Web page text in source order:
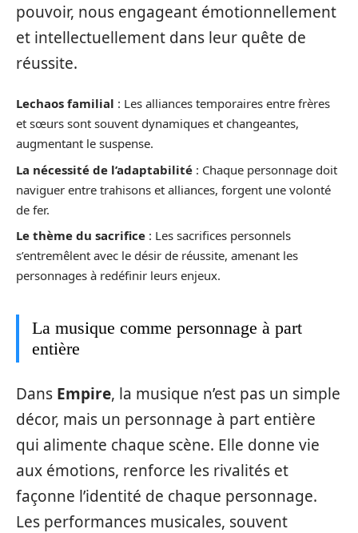
pouvoir, nous engageant émotionnellement
et intellectuellement dans leur quête de
réussite.
Lechaos familial : Les alliances temporaires entre frères
et sœurs sont souvent dynamiques et changeantes,
augmentant le suspense.
La nécessité de l’adaptabilité : Chaque personnage doit
naviguer entre trahisons et alliances, forgent une volonté
de fer.
Le thème du sacrifice : Les sacrifices personnels
s’entremêlent avec le désir de réussite, amenant les
personnages à redéfinir leurs enjeux.
La musique comme personnage à part
entière
Dans Empire, la musique n’est pas un simple
décor, mais un personnage à part entière
qui alimente chaque scène. Elle donne vie
aux émotions, renforce les rivalités et
façonne l’identité de chaque personnage.
Les performances musicales, souvent